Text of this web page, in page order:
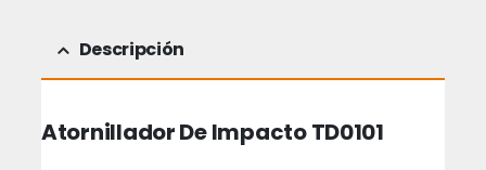
Descripción
Atornillador De Impacto TD0101